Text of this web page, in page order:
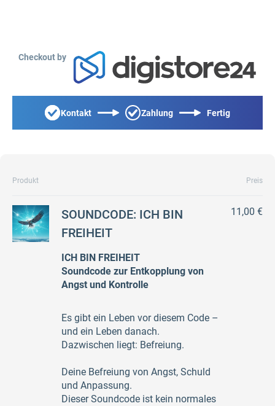
Checkout by
Kontakt Zahlung Fertig
Produkt Preis
SOUNDCODE: ICH BIN
FREIHEIT
ICH BIN FREIHEIT
Soundcode zur Entkopplung von
Angst und Kontrolle
Es gibt ein Leben vor diesem Code –
und ein Leben danach.
Dazwischen liegt: Befreiung.
Deine Befreiung von Angst, Schuld
und Anpassung.
Dieser Soundcode ist kein normales
11,00 €